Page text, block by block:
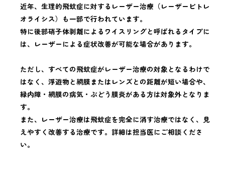
近年、生理的飛蚊症に対するレーザー治療（レーザービトレ
オライシス）も一部で行われています。
特に後部硝子体剥離によるワイスリングと呼ばれるタイプに
は、レーザーによる症状改善が可能な場合があります。
ただし、すべての飛蚊症がレーザー治療の対象となるわけで
はなく、浮遊物と網膜またはレンズとの距離が短い場合や、
緑内障・網膜の病気・ぶどう膜炎がある方は対象外となりま
す。
また、レーザー治療は飛蚊症を完全に消す治療ではなく、見
えやすく改善する治療です。詳細は担当医にご相談くださ
い。